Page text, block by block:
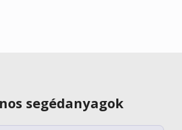
segédanyagok